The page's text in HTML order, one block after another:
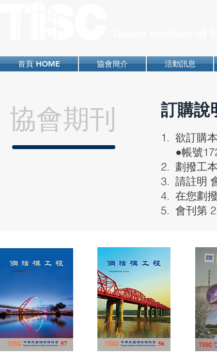
首頁 HOME 協會簡介 活動訊息
協會期刊 訂購說
1. 欲訂購
●帳號
2. 劃撥工
3. 請註明
4. 在您劃
5. 會刊第